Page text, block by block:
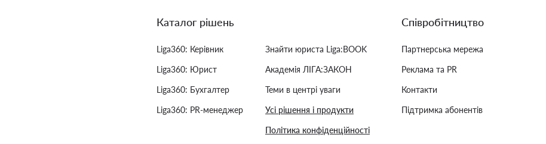
Каталог рішень
Liga360: Керівник
Liga360: Юрист
Liga360: Бухгалтер
Liga360: PR-менеджер
Знайти юриста Liga:BOOK
Академія ЛІГА:ЗАКОН
Теми в центрі уваги
Усі рішення і продукти
Політика конфіденційності
Співробітництво
Партнерська мережа
Реклама та PR
Контакти
Підтримка абонентів